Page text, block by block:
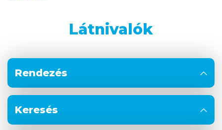
Látnivalók
Rendezés
Keresés